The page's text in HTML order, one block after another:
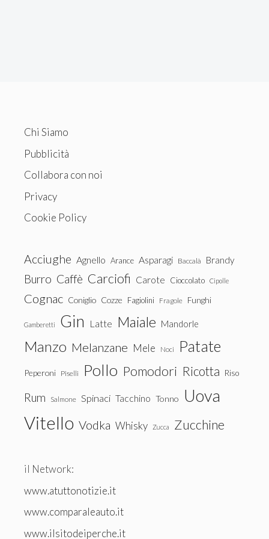
Chi Siamo
Pubblicità
Collabora con noi
Privacy
Cookie Policy
Acciughe Agnello Arance Asparagi Baccalà Brandy
Burro Caffè Carciofi Carote Cioccolato Cipolle
Cognac Coniglio Cozze Fagiolini Fragole Funghi
Gamberetti Gin Latte Maiale Mandorle
Manzo Melanzane Mele Noci Patate
Peperoni Piselli Pollo Pomodori Ricotta Riso
Rum Salmone Spinaci Tacchino Tonno Uova
Vitello Vodka Whisky Zucca Zucchine
il Network:
www.atuttonotizie.it
www.comparaleauto.it
www.ilsitodeiperche.it